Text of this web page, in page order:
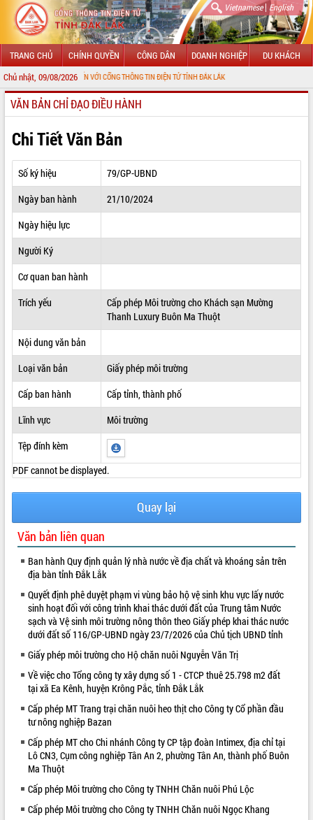
Vietnamese| English
TRANG CHỦ CHÍNH QUYỀN CÔNG DÂN DOANH NGHIỆP DU KHÁCH
Chủ nhật, 09/08/2026
MỪNG ĐẾN VỚI CỔNG THÔNG TIN ĐIỆN TỬ TỈNH ĐẮK LẮK
GIỚI THIỆU
LÃNH ĐẠO UBND TỈNH
TIN TỨC SỰ KIỆN
SỞ, BAN, NGÀNH
THÔNG TIN CHỈ ĐẠO ĐIỀU HÀNH
HỆ THỐNG VĂN BẢN
VĂN BẢN HĐND TỈNH
ĐIỂM TIN VĂN BẢN
Loading the player...
Khám bệnh, cấp phát thuốc miễn phí
và tặng quà người dân xã Cư Pui
Hội nghị UBND tỉnh Đắk Lắk thường kỳ
tháng 7/2026
Lễ truy tặng danh hiệu “Bà Mẹ Việt
Nam Anh hùng” và trao Huân chương
Lao động
UBND tỉnh Đắk Lắk triển khai nhiệm
vụ 6 tháng cuối năm 2026
ALBUM ẢNH
VĂN BẢN CHỈ ĐẠO ĐIỀU HÀNH
Chi Tiết Văn Bản
Số ký hiệu
79/GP-UBND
Ngày ban hành
21/10/2024
Ngày hiệu lực
Người Ký
Cơ quan ban hành
Trích yếu
Cấp phép Môi trường cho Khách sạn Mường
Thanh Luxury Buôn Ma Thuột
Nội dung văn bản
Loại văn bản
Giấy phép môi trường
Cấp ban hành
Cấp tỉnh, thành phố
Lĩnh vực
Môi trường
Tệp đính kèm
PDF cannot be displayed.
Quay lại
Văn bản liên quan
Ban hành Quy định quản lý nhà nước về địa chất và khoáng sản trên
địa bàn tỉnh Đắk Lắk
Quyết định phê duyệt phạm vi vùng bảo hộ vệ sinh khu vực lấy nước
sinh hoạt đối với công trình khai thác dưới đất của Trung tâm Nước
sạch và Vệ sinh môi trường nông thôn theo Giấy phép khai thác nước
dưới đất số 116/GP-UBND ngày 23/7/2026 của Chủ tịch UBND tỉnh
Giấy phép môi trường cho Hộ chăn nuôi Nguyễn Văn Trị
Về việc cho Tổng công ty xây dựng số 1 - CTCP thuê 25.798 m2 đất
tại xã Ea Kênh, huyện Krông Pắc, tỉnh Đắk Lắk
Cấp phép MT Trang trại chăn nuôi heo thịt cho Công ty Cổ phần đầu
tư nông nghiệp Bazan
Cấp phép MT cho Chi nhánh Công ty CP tập đoàn Intimex, địa chỉ tại
Lô CN3, Cụm công nghiệp Tân An 2, phường Tân An, thành phố Buôn
Ma Thuột
Cấp phép Môi trường cho Công ty TNHH Chăn nuôi Phú Lộc
Cấp phép Môi trường cho Công ty TNHH Chăn nuôi Ngọc Khang